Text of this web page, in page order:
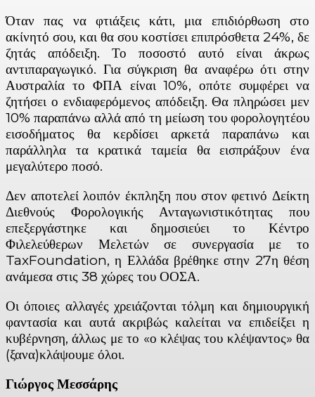
Όταν πας να φτιάξεις κάτι, μια επιδιόρθωση στο
ακίνητό σου, και θα σου κοστίσει επιπρόσθετα 24%, δε
ζητάς απόδειξη. Το ποσοστό αυτό είναι άκρως
αντιπαραγωγικό. Για σύγκριση θα αναφέρω ότι στην
Αυστραλία το ΦΠΑ είναι 10%, οπότε συμφέρει να
ζητήσει ο ενδιαφερόμενος απόδειξη. Θα πληρώσει μεν
10% παραπάνω αλλά από τη μείωση του φορολογητέου
εισοδήματος θα κερδίσει αρκετά παραπάνω και
παράλληλα τα κρατικά ταμεία θα εισπράξουν ένα
μεγαλύτερο ποσό.
Δεν αποτελεί λοιπόν έκπληξη που στον φετινό Δείκτη
Διεθνούς Φορολογικής Ανταγωνιστικότητας που
επεξεργάστηκε και δημοσιεύει το Κέντρο
Φιλελεύθερων Μελετών σε συνεργασία με το
TaxFoundation, η Ελλάδα βρέθηκε στην 27η θέση
ανάμεσα στις 38 χώρες του ΟΟΣΑ.
Οι όποιες αλλαγές χρειάζονται τόλμη και δημιουργική
φαντασία και αυτά ακριβώς καλείται να επιδείξει η
κυβέρνηση, άλλως με το «ο κλέψας του κλέψαντος» θα
(ξανα)κλάψουμε όλοι.
Γιώργος Μεσσάρης